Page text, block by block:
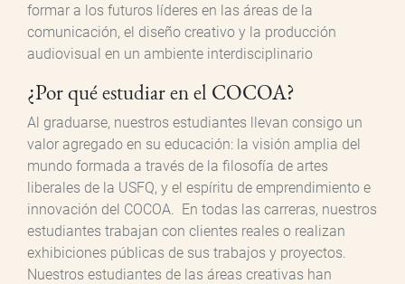
formar a los futuros líderes en las áreas de la
comunicación, el diseño creativo y la producción
audiovisual en un ambiente interdisciplinario
¿Por qué estudiar en el COCOA?
Al graduarse, nuestros estudiantes llevan consigo un
valor agregado en su educación: la visión amplia del
mundo formada a través de la filosofía de artes
liberales de la USFQ, y el espíritu de emprendimiento e
innovación del COCOA. En todas las carreras, nuestros
estudiantes trabajan con clientes reales o realizan
exhibiciones públicas de sus trabajos y proyectos.
Nuestros estudiantes de las áreas creativas han